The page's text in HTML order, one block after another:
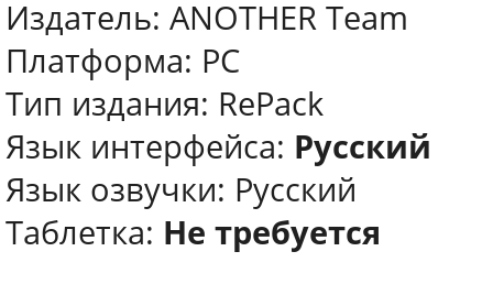
Издатель: ANOTHER Team
Платформа: PC
Тип издания: RePack
Язык интерфейса: Русский
Язык озвучки: Русский
Таблетка: Не требуется